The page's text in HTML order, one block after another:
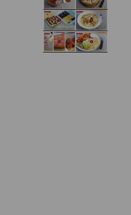
Domowy ketchup (bez
cukru)
Tarta francuska z
cebulą i pomidorem
Domowe żelki
Zupa kurkowa z
selerem i pietruszką